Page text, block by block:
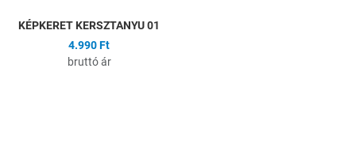
KÉPKERET KERSZTANYU 01
4.990 Ft
bruttó ár